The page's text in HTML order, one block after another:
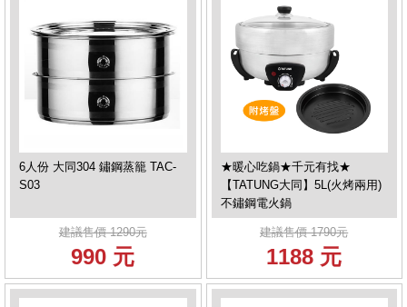
6人份 大同304 鏽鋼蒸籠 TAC-
S03
建議售價 1290元
990 元
★暖心吃鍋★千元有找★
【TATUNG大同】5L(火烤兩用)
不鏽鋼電火鍋
建議售價 1790元
1188 元